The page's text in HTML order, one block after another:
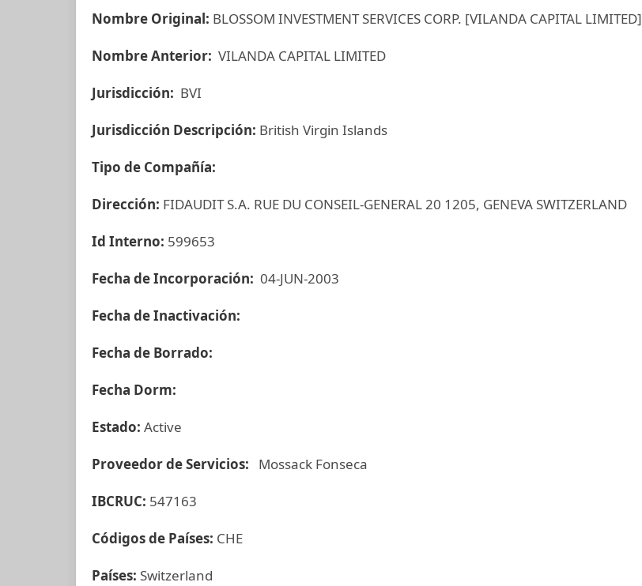
Nombre Original: BLOSSOM INVESTMENT SERVICES CORP. [VILANDA CAPITAL LIMITED]
Nombre Anterior: VILANDA CAPITAL LIMITED
Jurisdicción: BVI
Jurisdicción Descripción: British Virgin Islands
Tipo de Compañía:
Dirección: FIDAUDIT S.A. RUE DU CONSEIL-GENERAL 20 1205, GENEVA SWITZERLAND
Id Interno: 599653
Fecha de Incorporación: 04-JUN-2003
Fecha de Inactivación:
Fecha de Borrado:
Fecha Dorm:
Estado: Active
Proveedor de Servicios: Mossack Fonseca
IBCRUC: 547163
Códigos de Países: CHE
Países: Switzerland